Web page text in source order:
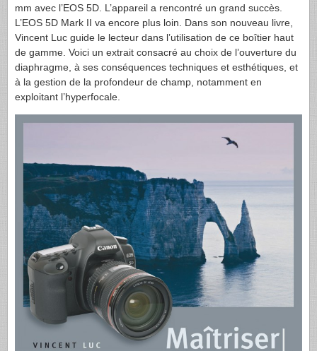
mm avec l’EOS 5D. L’appareil a rencontré un grand succès.
L’EOS 5D Mark II va encore plus loin. Dans son nouveau livre,
Vincent Luc guide le lecteur dans l’utilisation de ce boîtier haut
de gamme. Voici un extrait consacré au choix de l’ouverture du
diaphragme, à ses conséquences techniques et esthétiques, et
à la gestion de la profondeur de champ, notamment en
exploitant l’hyperfocale.